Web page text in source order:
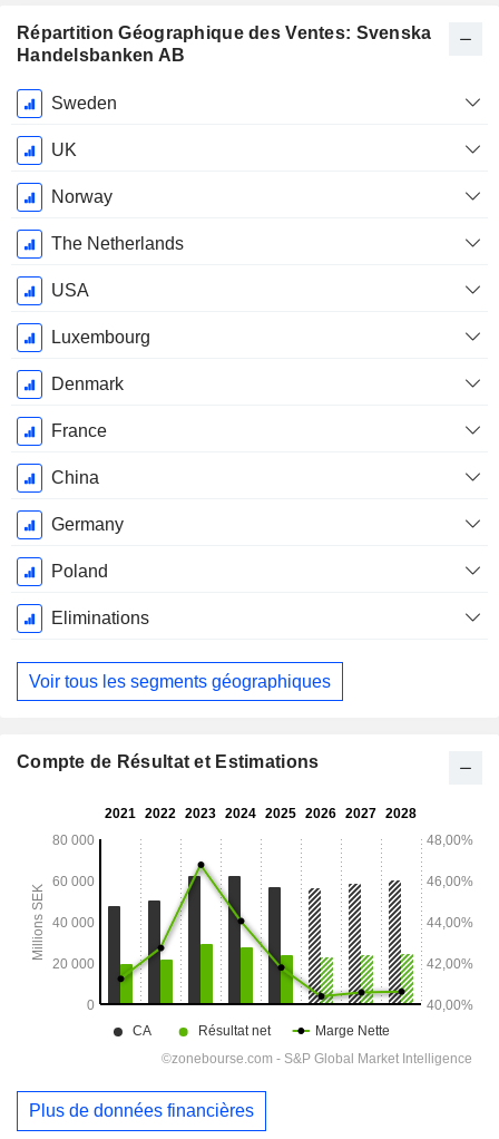
Répartition Géographique des Ventes: Svenska
Handelsbanken AB
Période
Fiscale:
Décembre
Sweden
UK
Norway
The Netherlands
USA
Luxembourg
Denmark
France
China
Germany
Poland
Eliminations
Voir tous les segments géographiques
Compte de Résultat et Estimations
Plus de données financières